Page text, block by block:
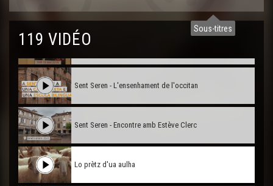
Sous-titres
119 VIDÉOFlorant Mercadier - "L'Occitanie pour les Nuls"
Sent Seren - L'ensenhament de l'occitan
Sent Seren - Encontre amb Estève Clerc
Lo prètz d'ua aulha